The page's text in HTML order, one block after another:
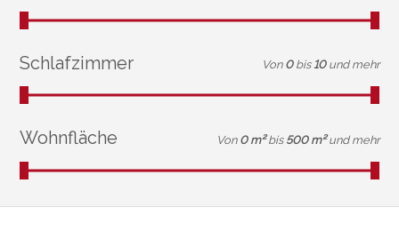
Schlafzimmer Von 0 bis 10 und mehr
Wohnfläche Von 0 m² bis 500 m² und mehr